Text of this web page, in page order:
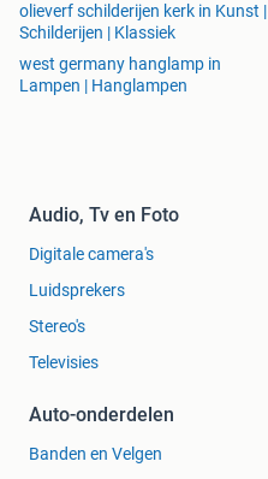
olieverf schilderijen kerk in Kunst |
Schilderijen | Klassiek
west germany hanglamp in
Lampen | Hanglampen
Audio, Tv en Foto
Digitale camera's
Luidsprekers
Stereo's
Televisies
Auto-onderdelen
Banden en Velgen